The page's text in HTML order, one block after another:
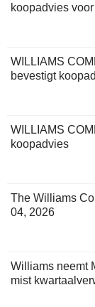
koopadvies
WILLIAMS
bevestigt
WILLIAMS
koopadvies
The Williams
04, 2026
Williams neemt
mist